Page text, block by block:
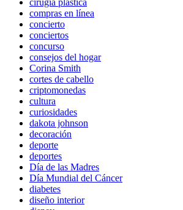
cirugía plástica
compras en línea
concierto
conciertos
concurso
consejos del hogar
Corina Smith
cortes de cabello
criptomonedas
cultura
curiosidades
dakota johnson
decoración
deporte
deportes
Día de las Madres
Día Mundial del Cáncer
diabetes
diseño interior